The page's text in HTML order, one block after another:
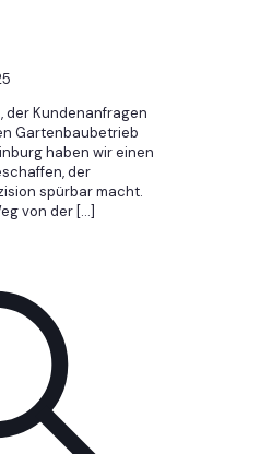
der Kundenanfragen
Gartenbaubetrieb
haben wir einen
der
spürbar macht.
von der […]